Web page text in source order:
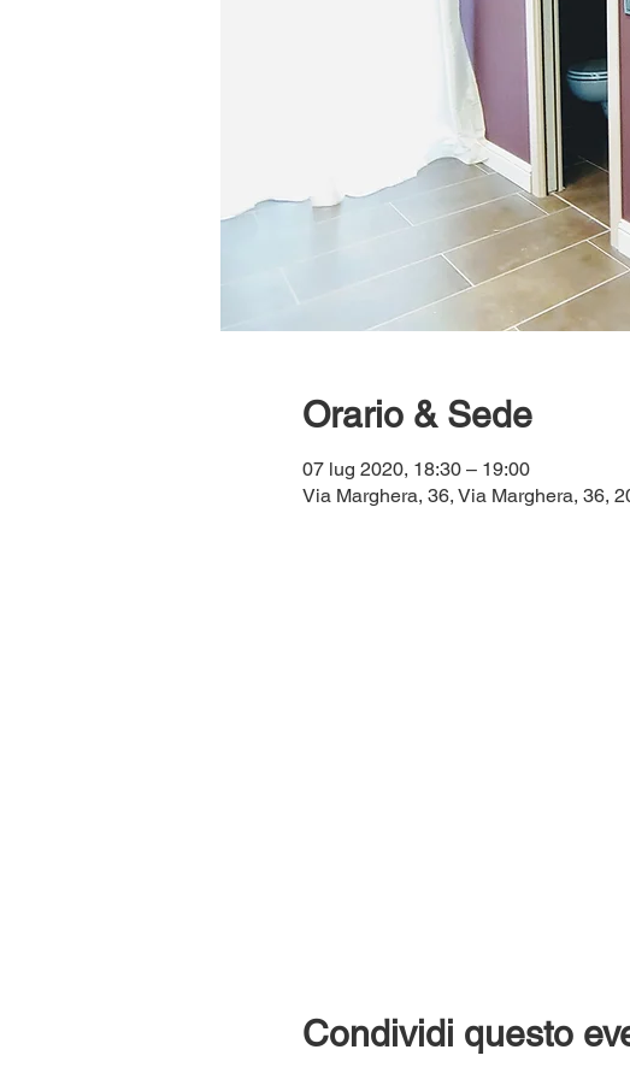
Orario & Sede
07 lug 2020, 18:30 – 19:00
Via Marghera, 36, Via Marghera, 36,
Condividi questo